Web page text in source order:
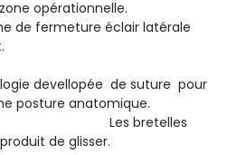
la zone opérationnelle.
éclair latérale
du produit.
devellopée de suture pour
une posture anatomique.
de glisser.